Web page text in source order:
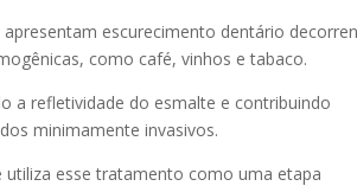
escurecimento dentário
como café, vinhos e tabaco.
a refletividade do esmalte e contribuindo
minimamente invasivos.
utiliza esse tratamento como uma etapa